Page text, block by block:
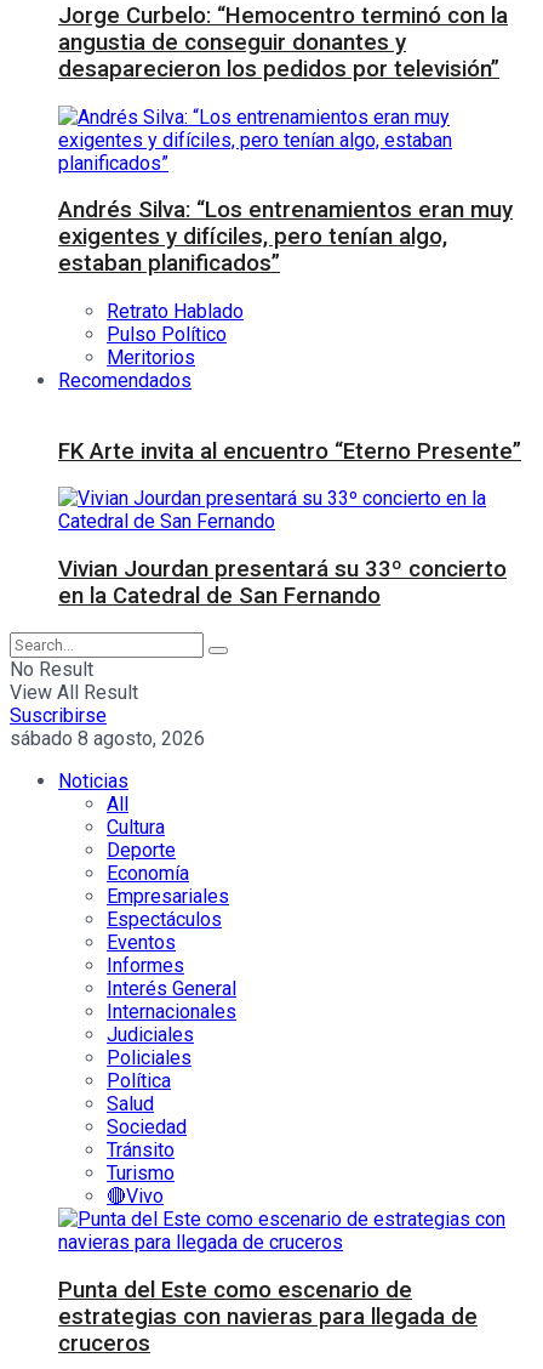
Jorge Curbelo: “Hemocentro terminó con la
angustia de conseguir donantes y
desaparecieron los pedidos por televisión”
Andrés Silva: “Los entrenamientos eran muy
exigentes y difíciles, pero tenían algo,
estaban planificados”
Retrato Hablado
Pulso Político
Meritorios
Recomendados
FK Arte invita al encuentro “Eterno Presente”
Vivian Jourdan presentará su 33º concierto
en la Catedral de San Fernando
No Result
View All Result
Suscribirse
sábado 8 agosto, 2026
Noticias
All
Cultura
Deporte
Economía
Empresariales
Espectáculos
Eventos
Informes
Interés General
Internacionales
Judiciales
Policiales
Política
Salud
Sociedad
Tránsito
Turismo
🔴Vivo
Punta del Este como escenario de
estrategias con navieras para llegada de
cruceros